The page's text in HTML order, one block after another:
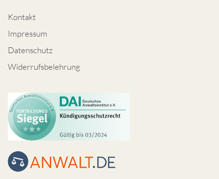
Kontakt
Impressum
Datenschutz
Widerrufsbelehrung